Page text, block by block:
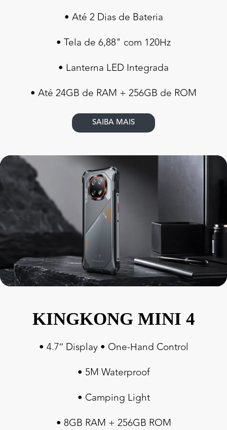
• Até 2 Dias de Bateria
• Tela de 6,88" com 120Hz
• Lanterna LED Integrada
• Até 24GB de RAM + 256GB de ROM
SAIBA MAIS
KINGKONG MINI 4
• 4.7″ Display • One-Hand Control
• 5M Waterproof
• Camping Light
• 8GB RAM + 256GB ROM